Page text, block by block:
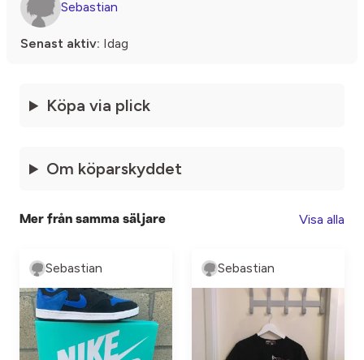
Sebastian
Senast aktiv: Idag
Köpa via plick
Om köparskyddet
Mer från samma säljare Visa alla
Sebastian Sebastian